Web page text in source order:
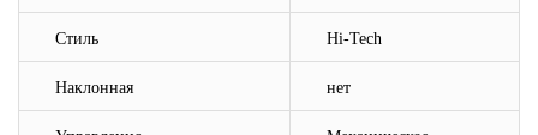
Стиль Hi-Tech
Наклонная нет